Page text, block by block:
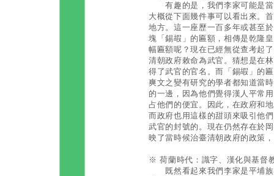
有趣的是，我們李家可能是當
大概從下面幾件事可以看出來。
地方。這一座歷一百多年或甚至
塊「錫嘏」的匾額，相傳是乾隆
幅匾額呢？現在已經無從查考起
清朝政府敕命為武官。猜想是在
得了武官的官名。而「錫嘏」的
爽文之變有研究的學者都知道當
的一邊，因為他們覺得漢人平常
占他們的便宜。因此，在政府和
而政府也用這樣的甜頭來吸引他
武官的封號的。現在仍然存在於
映了當時候治臺清朝政府的政策
※ 荷蘭時代：識字、漢化與基督
既然看起來我們李家是平埔族